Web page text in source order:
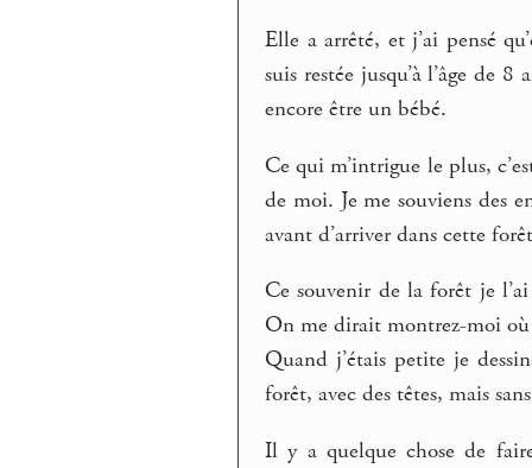
Elle a arrêté, et j’ai pensé
suis restée jusqu’à l’âge de
encore être un bébé.
Ce qui m’intrigue le plus,
de moi. Je me souviens des
avant d’arriver dans cette
Ce souvenir de la forêt je
On me dirait montrez-moi où
Quand j’étais petite je
forêt, avec des têtes, mais
Il y a quelque chose de